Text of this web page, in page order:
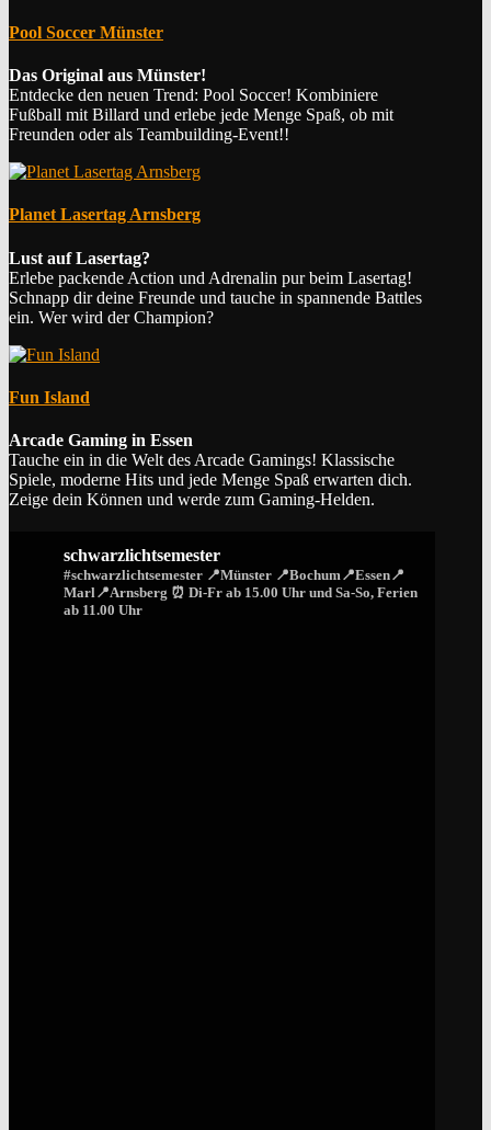
Pool Soccer Münster
Das Original aus Münster!
Entdecke den neuen Trend: Pool Soccer! Kombiniere
Fußball mit Billard und erlebe jede Menge Spaß, ob mit
Freunden oder als Teambuilding-Event!!
Planet Lasertag Arnsberg
Lust auf Lasertag?
Erlebe packende Action und Adrenalin pur beim Lasertag!
Schnapp dir deine Freunde und tauche in spannende Battles
ein. Wer wird der Champion?
Fun Island
Arcade Gaming in Essen
Tauche ein in die Welt des Arcade Gamings! Klassische
Spiele, moderne Hits und jede Menge Spaß erwarten dich.
Zeige dein Können und werde zum Gaming-Helden.
schwarzlichtsemester
#schwarzlichtsemester 📍Münster 📍Bochum📍Essen📍
Marl📍Arnsberg ⏰ Di-Fr ab 15.00 Uhr und Sa-So, Ferien
ab 11.00 Uhr